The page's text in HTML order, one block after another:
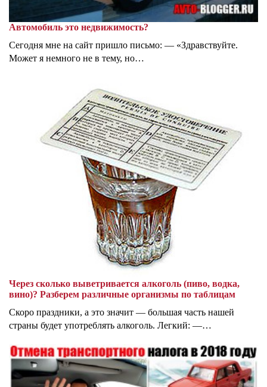
Автомобиль это недвижимость?
Сегодня мне на сайт пришло письмо: — «Здравствуйте.
Может я немного не в тему, но…
Через сколько выветривается алкоголь (пиво, водка,
вино)? Разберем различные организмы по таблицам
Скоро праздники, а это значит — большая часть нашей
страны будет употреблять алкоголь. Легкий: —…